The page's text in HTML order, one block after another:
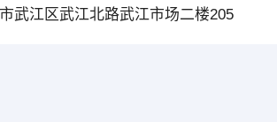
武江区武江北路武江市场二楼205